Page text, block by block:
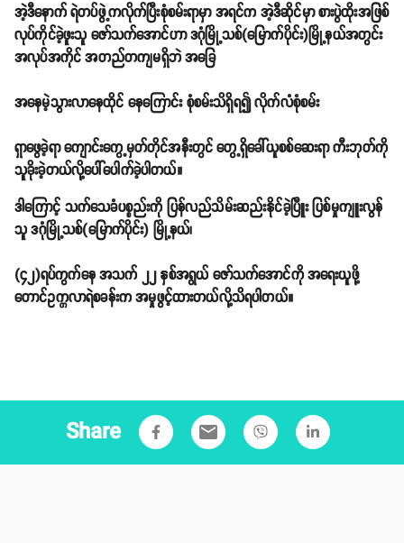
အဲ့ဒီနောက် ရဲတပ်ဖွဲ့ကလိုက်ပြီးစုံစမ်းရာမှာ အရင်က အဲ့ဒီဆိုင်မှာ စားပွဲထိုးအဖြစ်
လုပ်ကိုင်ခဲ့ဖူးသူ ဇော်သက်အောင်ဟာ ဒဂုံမြို့သစ်(မြောက်ပိုင်း)မြို့နယ်အတွင်း
အလုပ်အကိုင် အတည်တကျမရှိဘဲ အခြေ
အနေမဲ့သွားလာနေထိုင် နေကြောင်း စုံစမ်းသိရှိရ၍ လိုက်လံစုံစမ်း
ရှာဖွေခဲ့ရာ ကျောင်းကွေ့မှတ်တိုင်အနီးတွင် တွေ့ရှိခေါ်ယူစစ်ဆေးရာ ကီးဘုတ်ကို
သူခိုးခဲ့တယ်လို့ပေါ်ပေါက်ခဲ့ပါတယ်။
ဒါကြောင့် သက်သေခံပစ္စည်းကို ပြန်လည်သိမ်းဆည်းနိုင်ခဲ့ပြီူး ပြစ်မှုကျူးလွန်
သူ ဒဂုံမြို့သစ်(မြောက်ပိုင်း) မြို့နယ်၊
(၄၂)ရပ်ကွက်နေ အသက် ၂၂ နှစ်အရွယ် ဇော်သက်အောင်ကို အရေးယူဖို့
တောင်ဥက္ကလာရဲစခန်းက အမှုဖွင့်ထားတယ်လို့သိရပါတယ်။
Share email